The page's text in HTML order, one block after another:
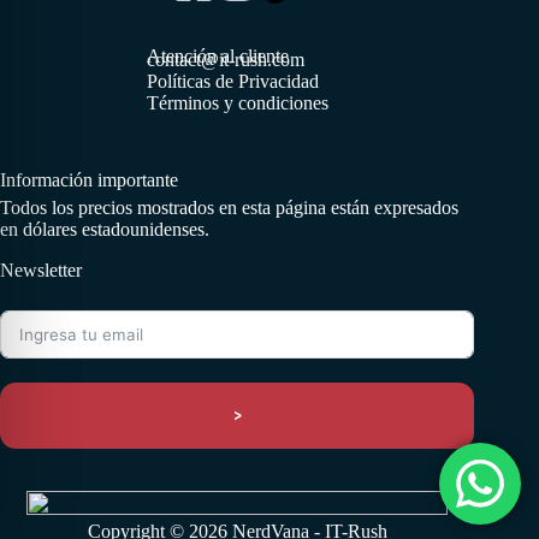
Atención al cliente
contact@it-rush.com
Políticas de Privacidad
Términos y condiciones
Información importante
Todos los precios mostrados en esta página están expresados
en dólares estadounidenses.
Newsletter
>
Copyright © 2026 NerdVana - IT-Rush